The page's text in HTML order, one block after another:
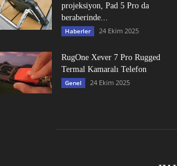
projeksiyon, Pad 5 Pro da
beraberinde...
Haberler 24 Ekim 2025
RugOne Xever 7 Pro Rugged
Termal Kamaralı Telefon
Genel 24 Ekim 2025